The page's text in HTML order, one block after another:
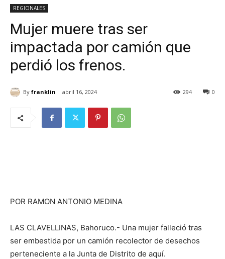
REGIONALES
Mujer muere tras ser
impactada por camión que
perdió los frenos.
By franklin abril 16, 2024 0
294
POR RAMON ANTONIO MEDINA
LAS CLAVELLINAS, Bahoruco.- Una mujer falleció tras
ser embestida por un camión recolector de desechos
perteneciente a la Junta de Distrito de aquí.